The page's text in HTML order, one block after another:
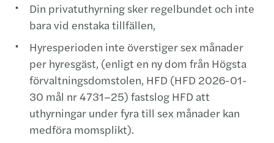
Din privatuthyrning sker regelbundet och inte
bara vid enstaka tillfällen,
Hyresperioden inte överstiger sex månader
per hyresgäst, (enligt en ny dom från Högsta
förvaltningsdomstolen, HFD (HFD 2026-01-
30 mål nr 4731–25) fastslog HFD att
uthyrningar under fyra till sex månader kan
medföra momsplikt).